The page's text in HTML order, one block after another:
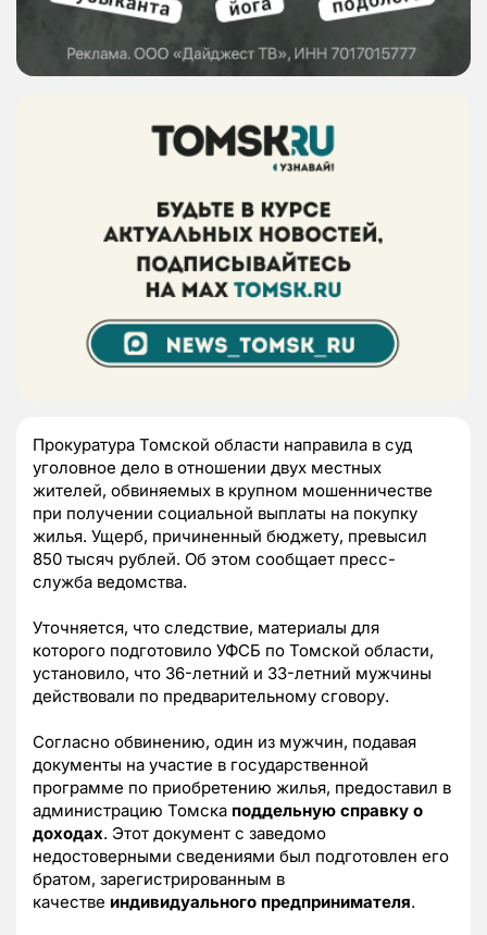
Прокуратура Томской области направила в суд
уголовное дело в отношении двух местных
жителей, обвиняемых в крупном мошенничестве
при получении социальной выплаты на покупку
жилья. Ущерб, причиненный бюджету, превысил
850 тысяч рублей. Об этом сообщает пресс-
служба ведомства.
Уточняется, что следствие, материалы для
которого подготовило УФСБ по Томской области,
установило, что 36-летний и 33-летний мужчины
действовали по предварительному сговору.
Согласно обвинению, один из мужчин, подавая
документы на участие в государственной
программе по приобретению жилья, предоставил в
администрацию Томска поддельную справку о
доходах. Этот документ с заведомо
недостоверными сведениями был подготовлен его
братом, зарегистрированным в
качестве индивидуального предпринимателя.